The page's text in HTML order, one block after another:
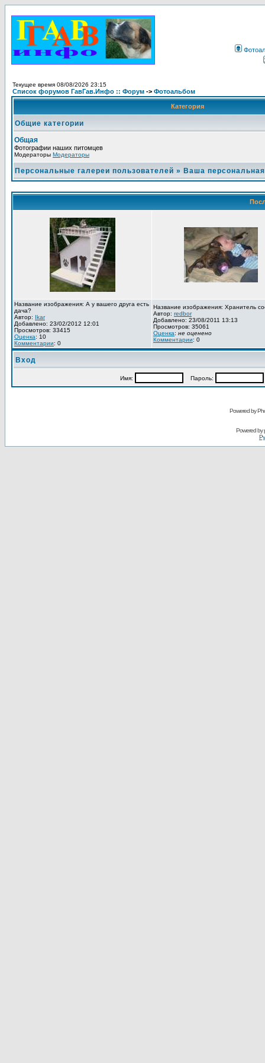
Текущее время 08/08/2026 23:15
Список форумов ГавГав.Инфо :: Форум -> Фотоальбом
Категория
Общие категории
Общая
Фотографии наших питомцев
Модераторы Модераторы
Персональные галереи пользователей » Ваша
Название изображения: А у вашего друга есть
дача?
Автор: Ikar
Добавлено: 23/02/2012 12:01
Просмотров: 33415
Оценка: 10
Комментарии: 0
Название изображения: Хранитель
Автор: redbor
Добавлено: 23/08/2011 13:13
Просмотров: 35061
Оценка: не оценено
Комментарии: 0
Вход
Имя: Пароль:
Powered by
Powered by